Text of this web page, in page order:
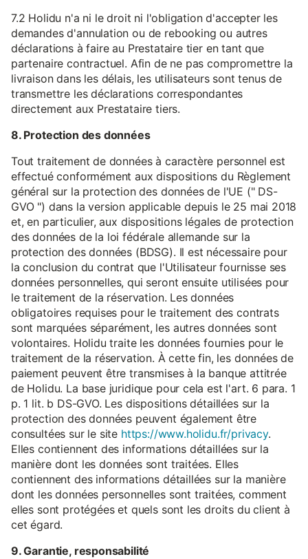
7.2 Holidu n'a ni le droit ni l'obligation d'accepter les
demandes d'annulation ou de rebooking ou autres
déclarations à faire au Prestataire tier en tant que
partenaire contractuel. Afin de ne pas compromettre la
livraison dans les délais, les utilisateurs sont tenus de
transmettre les déclarations correspondantes
directement aux Prestataire tiers.
8. Protection des données
Tout traitement de données à caractère personnel est
effectué conformément aux dispositions du Règlement
général sur la protection des données de l'UE (" DS-
GVO ") dans la version applicable depuis le 25 mai 2018
et, en particulier, aux dispositions légales de protection
des données de la loi fédérale allemande sur la
protection des données (BDSG). Il est nécessaire pour
la conclusion du contrat que l'Utilisateur fournisse ses
données personnelles, qui seront ensuite utilisées pour
le traitement de la réservation. Les données
obligatoires requises pour le traitement des contrats
sont marquées séparément, les autres données sont
volontaires. Holidu traite les données fournies pour le
traitement de la réservation. À cette fin, les données de
paiement peuvent être transmises à la banque attitrée
de Holidu. La base juridique pour cela est l'art. 6 para. 1
p. 1 lit. b DS-GVO. Les dispositions détaillées sur la
protection des données peuvent également être
consultées sur le site https://www.holidu.fr/privacy.
Elles contiennent des informations détaillées sur la
manière dont les données sont traitées. Elles
contiennent des informations détaillées sur la manière
dont les données personnelles sont traitées, comment
elles sont protégées et quels sont les droits du client à
cet égard.
9. Garantie, responsabilité